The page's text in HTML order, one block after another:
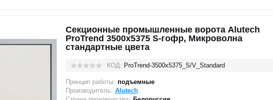
Секционные промышленные ворота Alutech
ProTrend 3500х5375 S-гофр, Микроволна
стандартные цвета
КОД: ProTrend-3500х5375_S/V_Standard
Принцип работы: подъемные
Производитель: Alutech